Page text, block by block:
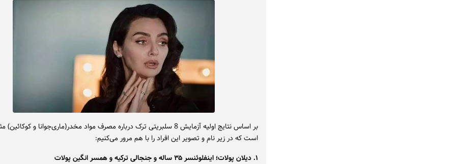
بر اساس نتایج اولیه آزمایش 8 سلبریتی ترک درباره مصرف مواد مخدر(ماری‌جوانا و
است که در زیر نام و تصویر این افراد را با هم مرور می‌کنیم:
۱. دیلان پولات؛ اینفلوئنسر ۳۵ ساله و جنجالی ترکیه و همسر انگین پولات